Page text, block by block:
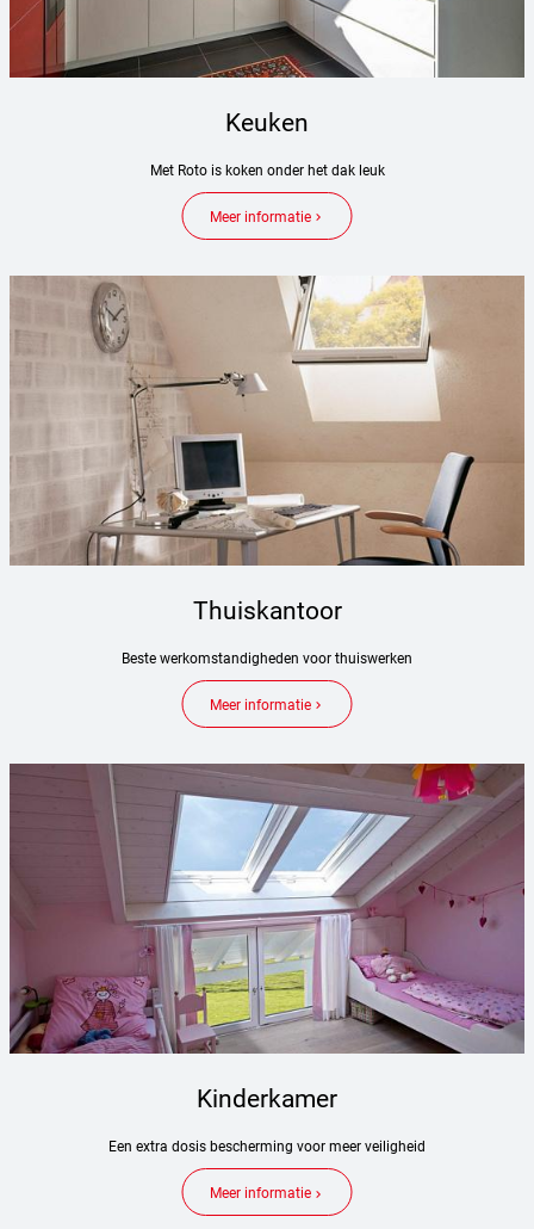
Keuken
Met Roto is koken onder het dak leuk
Meer informatiekeyboard_arrow_right
Thuiskantoor
Beste werkomstandigheden voor thuiswerken
Meer informatiekeyboard_arrow_right
Kinderkamer
Een extra dosis bescherming voor meer veiligheid
Meer informatiekeyboard_arrow_right